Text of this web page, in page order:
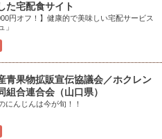
た宅配食サイト
円オフ！】健康的で美味しい宅配サービス
」
青果物拡販宣伝協議会／ホクレン
組合連合会（山口県）
にんじんは今が旬！！